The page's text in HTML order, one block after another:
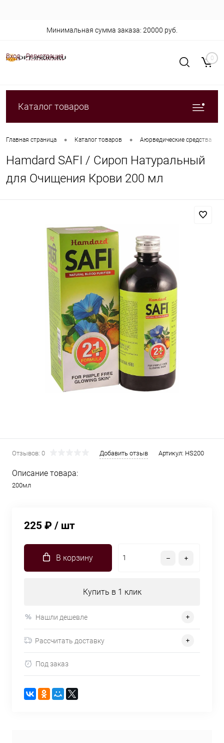
Вход Регистрация
Минимальная сумма заказа: 20000 руб.
0
Каталог товаров
Главная страница • Каталог товаров • Аюрведические средства
Hamdard SAFI / Сироп Натуральный
для Очищения Крови 200 мл
Отзывов: 0 Добавить отзыв Артикул: HS200
Описание товара:
200мл
225 ₽ / шт
В корзину
Купить в 1 клик
Нашли дешевле
Рассчитать доставку
Под заказ